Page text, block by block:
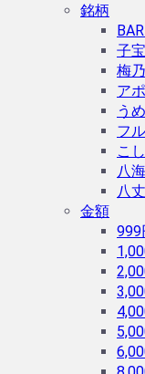
銘柄
子
梅
ア
う
フ
こ
八
八
金額
999